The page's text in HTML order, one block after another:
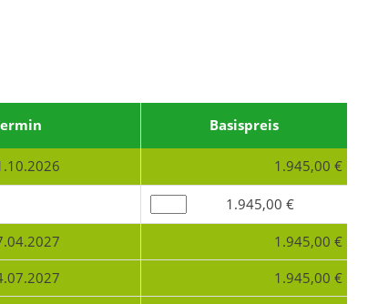
Basispreis
1.945,00 €
1.945,00 €
1.945,00 €
1.945,00 €